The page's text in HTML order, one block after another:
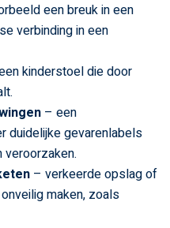
een breuk in een
verbinding in een
kinderstoel die door
– een
duidelijke gevarenlabels
veroorzaken.
– verkeerde opslag of
maken, zoals